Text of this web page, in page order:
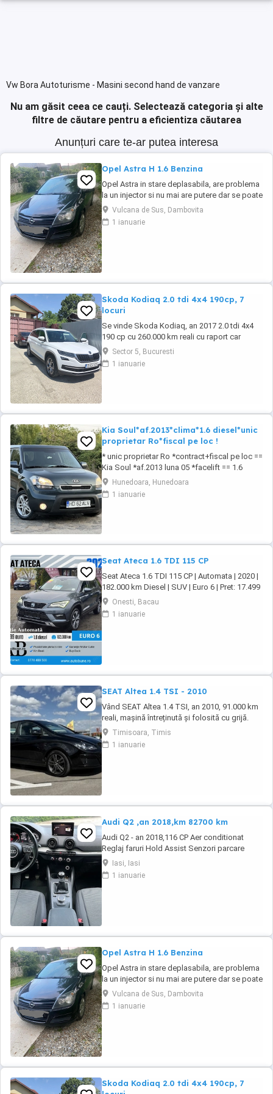
Vw Bora Autoturisme - Masini second hand de vanzare
Nu am găsit ceea ce cauți. Selectează categoria și alte
filtre de căutare pentru a eficientiza căutarea
Anunțuri care te-ar putea interesa
Opel Astra H 1.6 Benzina
Opel Astra in stare deplasabila, are problema
la un injector si nu mai are putere dar se poate
deplasa, pretul este negociabil la fata locului,
masina are si instalație Gpl omologată.
Vulcana de Sus, Dambovita
1 ianuarie
Skoda Kodiaq 2.0 tdi 4x4 190cp, 7
locuri
Se vinde Skoda Kodiaq, an 2017 2.0 tdi 4x4
190 cp cu 260.000 km reali cu raport car
vertical. La 253.000 km s-a efectuat revizie cu
facturi la: ulei+filtre, plăcute frână, rulment
spate, schimbat ulei dsg , cutie transfer, grup
Sector 5, Bucuresti
1 ianuarie
Kia Soul*af.2013*clima*1.6 diesel*unic
proprietar Ro*fiscal pe loc !
* unic proprietar Ro *contract+fiscal pe loc ==
Kia Soul *af.2013 luna 05 *facelift == 1.6
diesel CRDI 16 valve *unic proprietar pe brif
== auto de nefumator *85 kw 116 cp *euro 5
== km:224.968 *cauciucuri noi de iarna ==
Hunedoara, Hunedoara
1 ianuarie
Seat Ateca 1.6 TDI 115 CP
Seat Ateca 1.6 TDI 115 CP | Automata | 2020 |
182.000 km Diesel | SUV | Euro 6 | Pret: 17.499
Dotari Premium Line: Dublu Climatronic +
incalzire scaune Navigatie mare + ceasuri
digitale Faruri LED + lumini zi LED Distronic
Onesti, Bacau
1 ianuarie
SEAT Altea 1.4 TSI - 2010
Vând SEAT Altea 1.4 TSI, an 2010, 91.000 km
reali, mașină întreținută și folosită cu grijă.
Motor 1.4 TSI, confortabilă, spațioasă și
economică, ideală atât pentru oraș cât și
pentru drumuri lungi. Anvelope de vară Pirelli
Timisoara, Timis
1 ianuarie
Audi Q2 ,an 2018,km 82700 km
Audi Q2 - an 2018,116 CP Aer conditionat
Reglaj faruri Hold Assist Senzori parcare
spate Zone climatice standard Navigatie
mare Roată de rezervă Tractiune fata Volan
din piele cu comenzi Atașare ISOFIX Scaun
Iasi, Iasi
1 ianuarie
Opel Astra H 1.6 Benzina
Opel Astra in stare deplasabila, are problema
la un injector si nu mai are putere dar se poate
deplasa, pretul este negociabil la fata locului,
masina are si instalație Gpl omologată.
Vulcana de Sus, Dambovita
1 ianuarie
Skoda Kodiaq 2.0 tdi 4x4 190cp, 7